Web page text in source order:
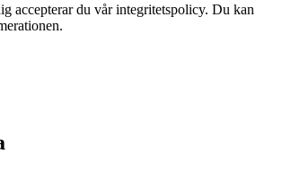
accepterar du vår integritetspolicy. Du kan